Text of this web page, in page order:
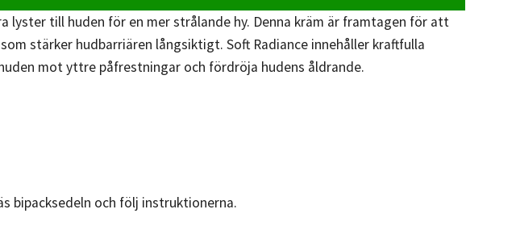
lyster till huden för en mer strålande hy. Denna kräm är framtagen för att
stärker hudbarriären långsiktigt. Soft Radiance innehåller kraftfulla
mot yttre påfrestningar och fördröja hudens åldrande.
bipacksedeln och följ instruktionerna.